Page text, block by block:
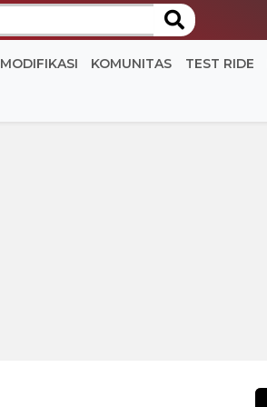
MODIFIKASI KOMUNITAS TEST RIDE